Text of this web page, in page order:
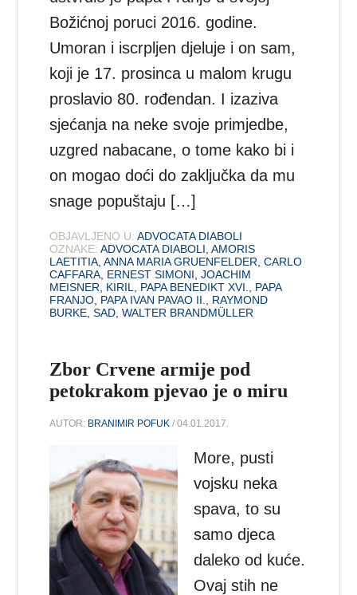
Božićnoj poruci 2016. godine.
Umoran i iscrpljen djeluje i on sam,
koji je 17. prosinca u malom krugu
proslavio 80. rođendan. I izaziva
sjećanja na neke svoje primjedbe,
uzgred nabacane, o tome kako bi i
on mogao doći do zaključka da mu
snage popuštaju […]
OBJAVLJENO U: ADVOCATA DIABOLI
OZNAKE: ADVOCATA DIABOLI ,AMORIS
LAETITIA ,ANNA MARIA GRUENFELDER ,CARLO
CAFFARA ERNEST SIMONI ,JOACHIM
MEISNER
KIRIL PAPA BENEDIKT XVI.
PAPA
FRANJO PAPA IVAN PAVAO II.
RAYMOND
BURKE ,SAD ,WALTER BRANDMÜLLER
Zbor Crvene armije pod
petokrakom pjevao je o miru
AUTOR: BRANIMIR POFUK / 04.01.2017.
More, pusti
vojsku neka
spava, to su
samo djeca
daleko od kuće.
Ovaj stih ne